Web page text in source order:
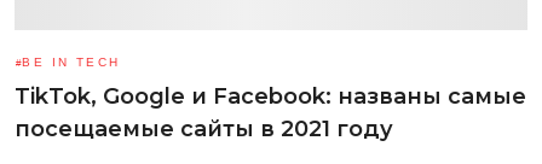
BE IN TECH
TikTok, Google и Facebook: названы самые
посещаемые сайты в 2021 году